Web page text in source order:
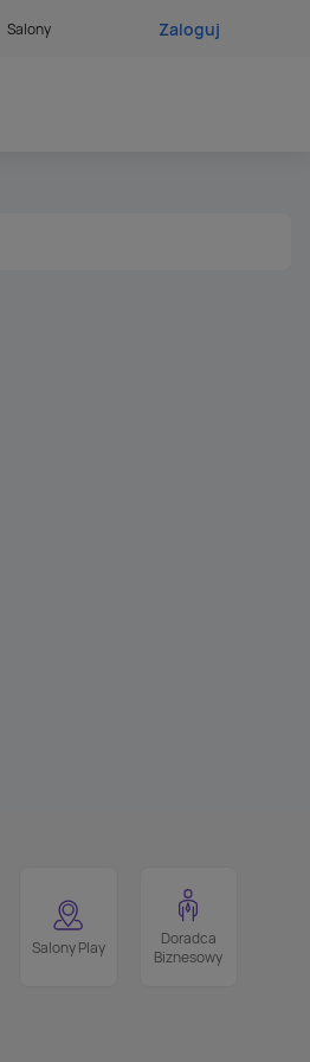
Salony Zaloguj
Salony Play
Doradca
Biznesowy